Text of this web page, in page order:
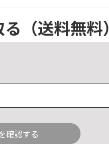
（送料無料）
確認する